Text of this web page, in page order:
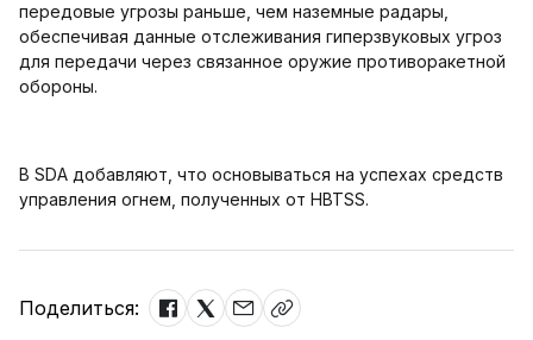
передовые угрозы раньше, чем наземные радары,
обеспечивая данные отслеживания гиперзвуковых угроз
для передачи через связанное оружие противоракетной
обороны.
В SDA добавляют, что основываться на успехах средств
управления огнем, полученных от HBTSS.
Поделиться: